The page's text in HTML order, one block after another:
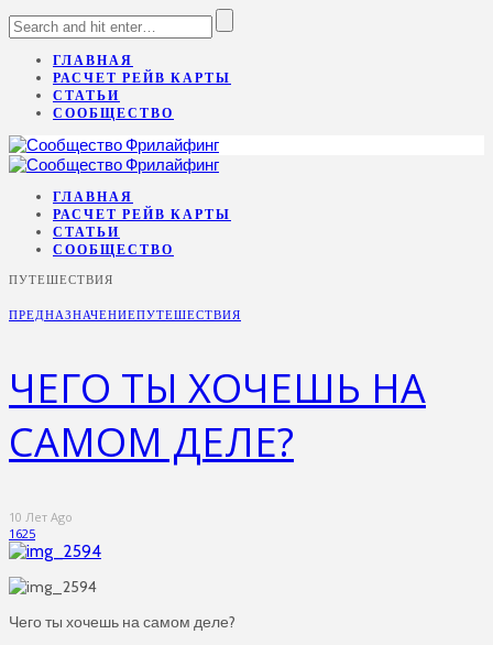
ГЛАВНАЯ
РАСЧЕТ РЕЙВ КАРТЫ
СТАТЬИ
СООБЩЕСТВО
ГЛАВНАЯ
РАСЧЕТ РЕЙВ КАРТЫ
СТАТЬИ
СООБЩЕСТВО
ПУТЕШЕСТВИЯ
ПРЕДНАЗНАЧЕНИЕПУТЕШЕСТВИЯ
ЧЕГО ТЫ ХОЧЕШЬ НА
САМОМ ДЕЛЕ?
10 Лет Ago
1625
Чего ты хочешь на самом деле?